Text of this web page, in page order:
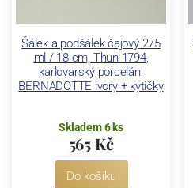
Šálek a podšálek čajový 275
ml / 18 cm, Thun 1794,
karlovarský porcelán,
BERNADOTTE ivory + kytičky
Skladem 6 ks
565 Kč
Do košíku